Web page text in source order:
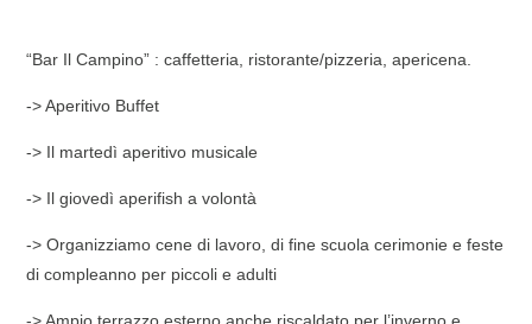
“Bar Il Campino” : caffetteria, ristorante/pizzeria, apericena.
-> Aperitivo Buffet
-> Il martedì aperitivo musicale
-> Il giovedì aperifish a volontà
-> Organizziamo cene di lavoro, di fine scuola cerimonie e feste
di compleanno per piccoli e adulti